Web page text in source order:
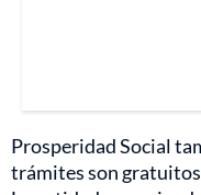
Prosperidad Social
trámites son